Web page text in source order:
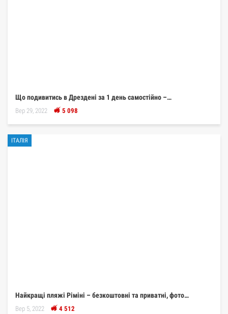
Що подивитись в Дрездені за 1 день самостійно –…
Вер 29, 2022 5 098
ІТАЛІЯ
Найкращі пляжі Ріміні – безкоштовні та приватні, фото…
Вер 5, 2022 4 512